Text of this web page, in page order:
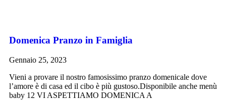
Domenica Pranzo in Famiglia
Gennaio 25, 2023
Vieni a provare il nostro famosissimo pranzo domenicale dove
l’amore è di casa ed il cibo è più gustoso.Disponibile anche menù
baby 12 VI ASPETTIAMO DOMENICA A